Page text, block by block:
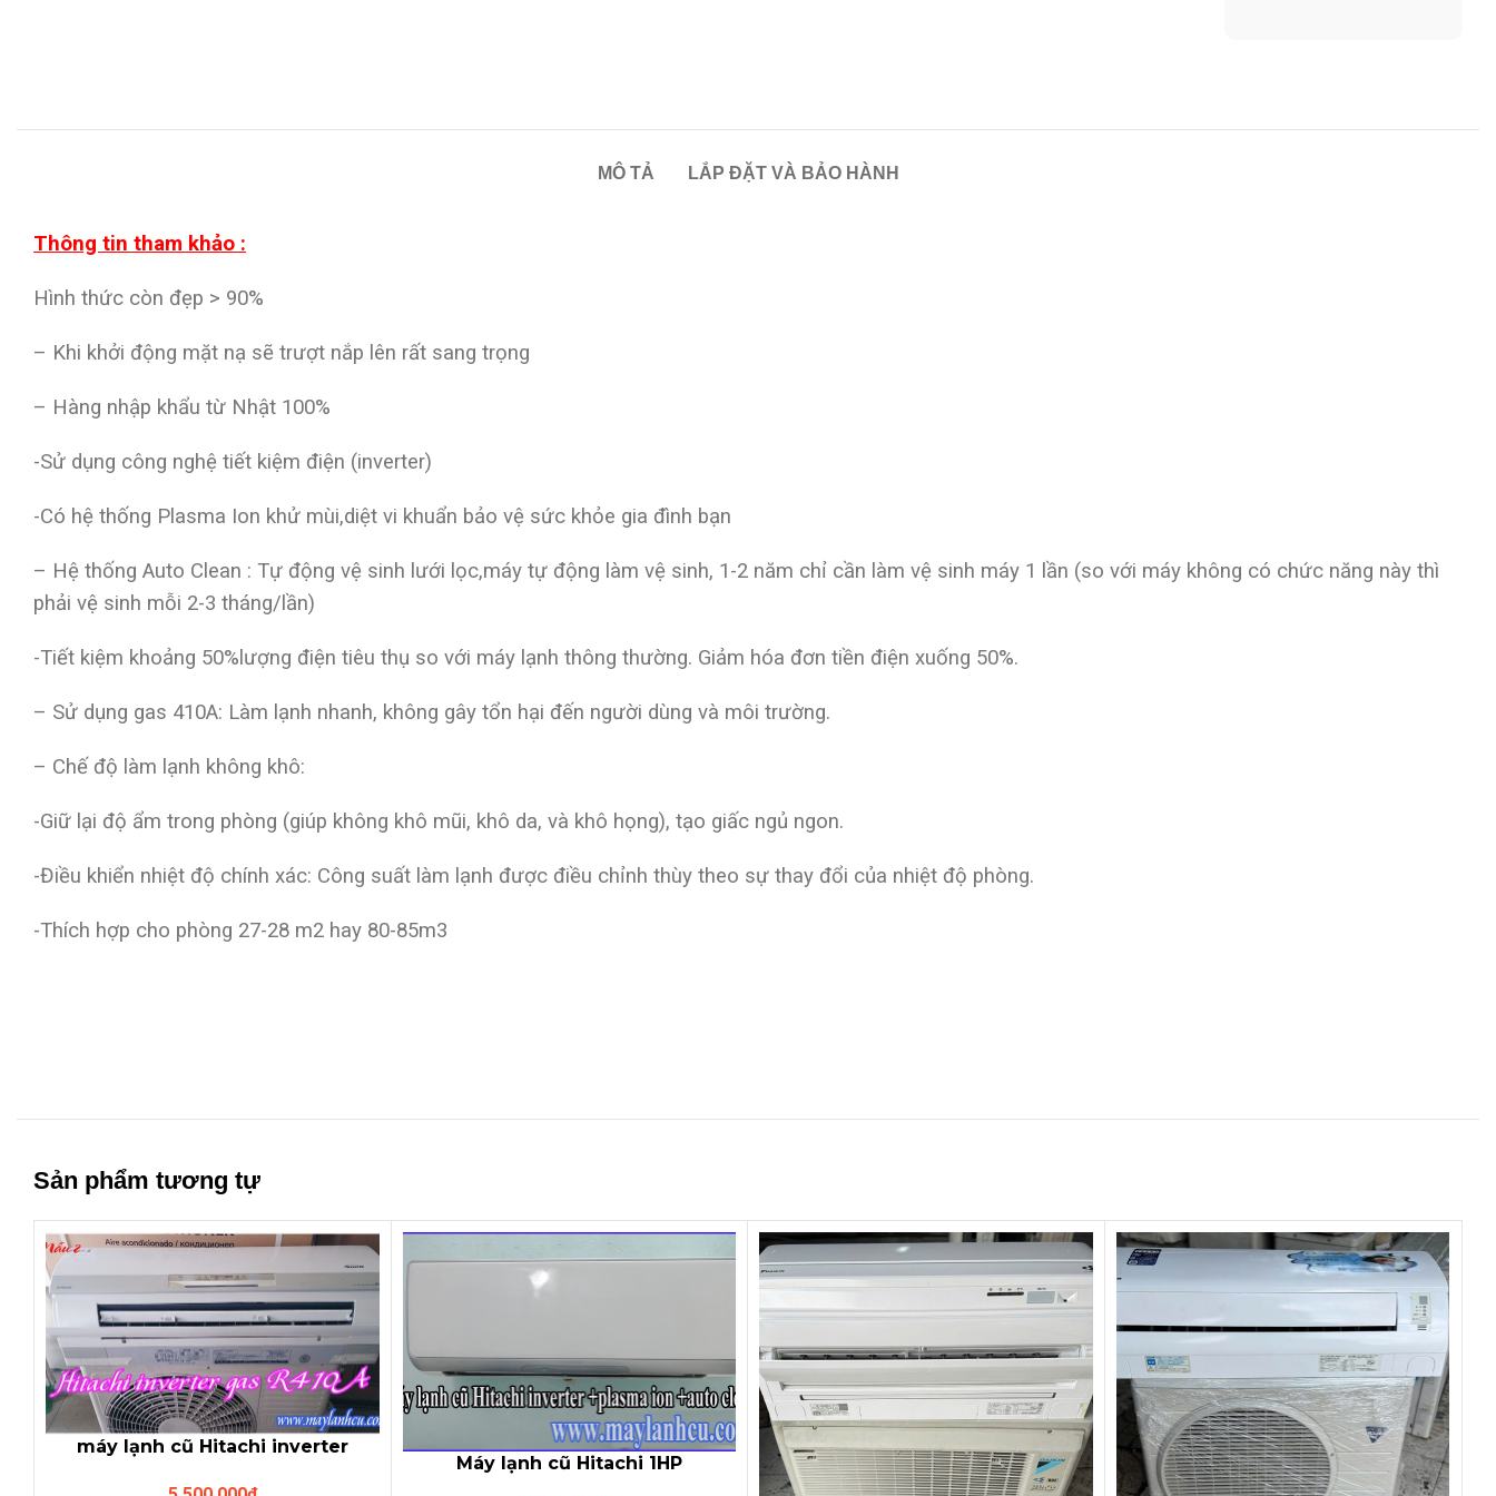
MÔ TẢ LẮP ĐẶT VÀ BẢO HÀNH
Thông tin tham khảo :
Hình thức còn đẹp > 90%
– Khi khởi động mặt nạ sẽ trượt nắp lên rất sang trọng
– Hàng nhập khẩu từ Nhật 100%
-Sử dụng công nghệ tiết kiệm điện (inverter)
-Có hệ thống Plasma Ion khử mùi,diệt vi khuẩn bảo vệ sức khỏe gia đình bạn
– Hệ thống Auto Clean : Tự động vệ sinh lưới lọc,máy tự động làm vệ sinh, 1-2 năm chỉ cần làm vệ sinh máy 1 lần (so với máy không có chức năng này thì
phải vệ sinh mỗi 2-3 tháng/lần)
-Tiết kiệm khoảng 50%lượng điện tiêu thụ so với máy lạnh thông thường. Giảm hóa đơn tiền điện xuống 50%.
– Sử dụng gas 410A: Làm lạnh nhanh, không gây tổn hại đến người dùng và môi trường.
– Chế độ làm lạnh không khô:
-Giữ lại độ ẩm trong phòng (giúp không khô mũi, khô da, và khô họng), tạo giấc ngủ ngon.
-Điều khiển nhiệt độ chính xác: Công suất làm lạnh được điều chỉnh thùy theo sự thay đổi của nhiệt độ phòng.
-Thích hợp cho phòng 27-28 m2 hay 80-85m3
Sản phẩm tương tự
máy lạnh cũ Hitachi inverter
Máy lạnh cũ Hitachi 1HP